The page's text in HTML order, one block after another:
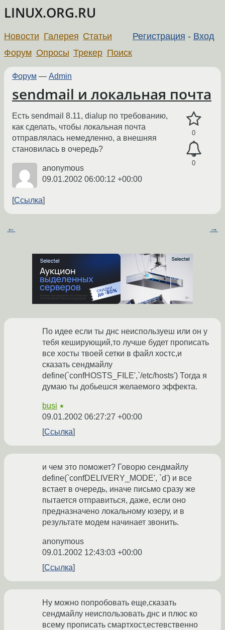
LINUX.ORG.RU
Регистрация - Вход
Новости Галерея Статьи
Форум Опросы Трекер Поиск
Форум — Admin
sendmail и локальная почта
0
0
Есть sendmail 8.11, dialup по требованию,
как сделать, чтобы локальная почта
отправлялась немедленно, а внешняя
становилась в очередь?
anonymous
09.01.2002 06:00:12 +00:00
Ссылка
← →
По идее если ты днс неиспользуеш или он у
тебя кеширующий,то лучше будет прописать
все хосты твоей сетки в файл хостс,и
сказать сендмайлу
define(`confHOSTS_FILE',`/etc/hosts') Тогда я
думаю ты добьешся желаемого эффекта.
busi ★
09.01.2002 06:27:27 +00:00
Ссылка
и чем это поможет? Говорю сендмайлу
define(`confDELIVERY_MODE', `d') и все
встает в очередь, иначе письмо сразу же
пытается отправиться, даже, если оно
предназначено локальному юзеру, и в
результате модем начинает звонить.
anonymous
09.01.2002 12:43:03 +00:00
Ссылка
Ну можно попробовать еще,сказать
сендмайлу неиспользовать днс и плюс ко
всему прописать смартхост,естевственно